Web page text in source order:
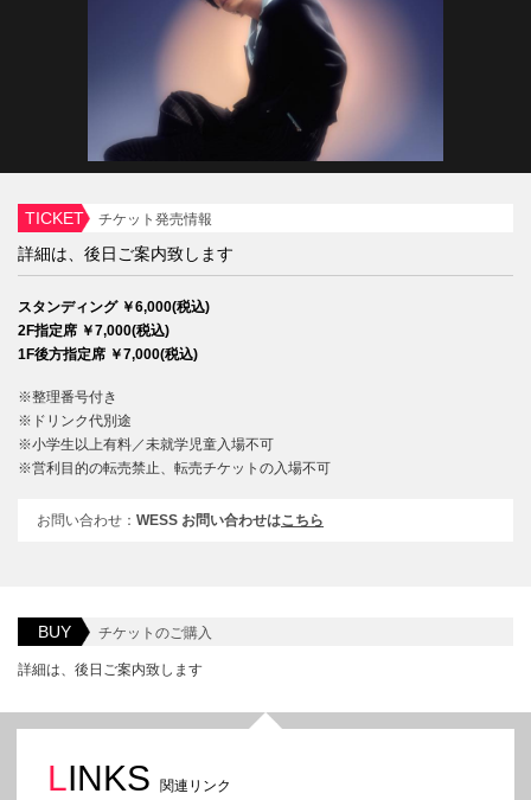
TICKET チケット発売情報
詳細は、後日ご案内致します
スタンディング ￥6,000(税込)
2F指定席 ￥7,000(税込)
1F後方指定席 ￥7,000(税込)
※整理番号付き
※ドリンク代別途
※小学生以上有料／未就学児童入場不可
※営利目的の転売禁止、転売チケットの入場不可
お問い合わせ： WESS お問い合わせはこちら
BUY チケットのご購入
詳細は、後日ご案内致します
LINKS
関連リンク